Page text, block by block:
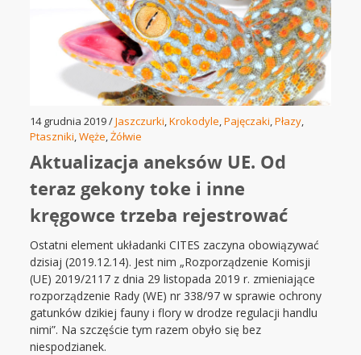
14 grudnia 2019 /Jaszczurki,Krokodyle,Pajęczaki,Płazy,
Ptaszniki,Węże,Żółwie
Aktualizacja aneksów UE. Od
teraz gekony toke i inne
kręgowce trzeba rejestrować
Ostatni element układanki CITES zaczyna obowiązywać
dzisiaj (2019.12.14). Jest nim „Rozporządzenie Komisji
(UE) 2019/2117 z dnia 29 listopada 2019 r. zmieniające
rozporządzenie Rady (WE) nr 338/97 w sprawie ochrony
gatunków dzikiej fauny i flory w drodze regulacji handlu
nimi”. Na szczęście tym razem obyło się bez
niespodzianek.